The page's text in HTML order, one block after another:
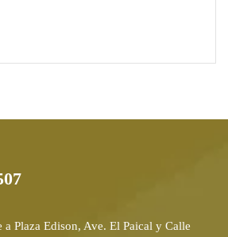
a Plaza Edison, Ave. El Paical y Calle